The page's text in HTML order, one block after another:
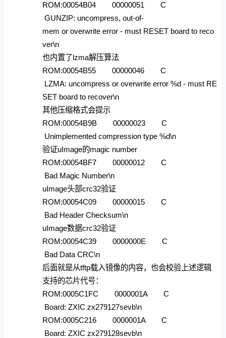
ROM:00054B04 00000051 C
GUNZIP: uncompress, out-of-
mem or overwrite error - must RESET board to reco
ver\n
也内置了lzma解压算法
ROM:00054B55 00000046 C
LZMA: uncompress or overwrite error %d - must RE
SET board to recover\n
其他压缩格式会提示
ROM:00054B9B 00000023 C
Unimplemented compression type %d\n
验证uImage的magic number
ROM:00054BF7 00000012 C
Bad Magic Number\n
uImage头部crc32验证
ROM:00054C09 00000015 C
Bad Header Checksum\n
uImage数据crc32验证
ROM:00054C39 0000000E C
Bad Data CRC\n
后面就是从tftp载入镜像的内容，也会校验上述逻辑
支持的芯片代号：
ROM:0005C1FC 0000001A C
Board: ZXIC zx279127sevb\n
ROM:0005C216 0000001A C
Board: ZXIC zx279128sevb\n